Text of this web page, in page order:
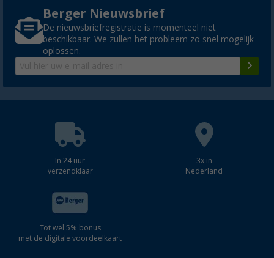
Berger Nieuwsbrief
De nieuwsbriefregistratie is momenteel niet
beschikbaar. We zullen het probleem zo snel mogelijk
oplossen.
In 24 uur
verzendklaar
3x in
Nederland
Tot wel 5% bonus
met de digitale voordeelkaart